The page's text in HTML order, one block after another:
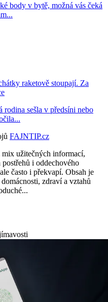
body v bytě, možná vás čeká
raketově stoupají. Za
sešla v předsíni nebo
FAJNTIP.cz
užitečných informací,
i oddechového
často i překvapí. Obsah je
zdraví a vztahů